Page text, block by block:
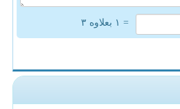
= ۱ بعلاوه ۳